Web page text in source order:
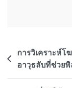
Post
navigation
การวิเคราะห์
อาวุธลับที่ช่วย